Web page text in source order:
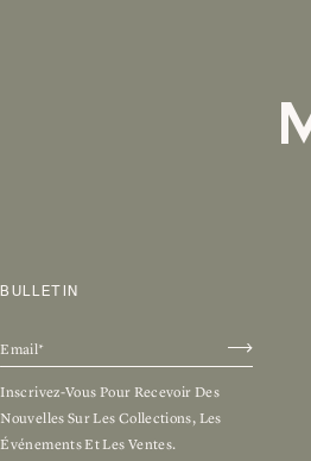
BULLETIN
Inscrivez-Vous Pour Recevoir Des
Nouvelles Sur Les Collections, Les
Événements Et Les Ventes.